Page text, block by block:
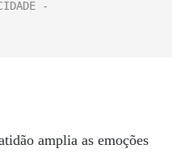
amplia as emoções